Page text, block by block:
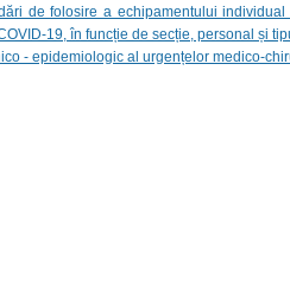
de folosire a echipamentului
19, în funcție de secție, personal și
- epidemiologic al urgențelor medico-